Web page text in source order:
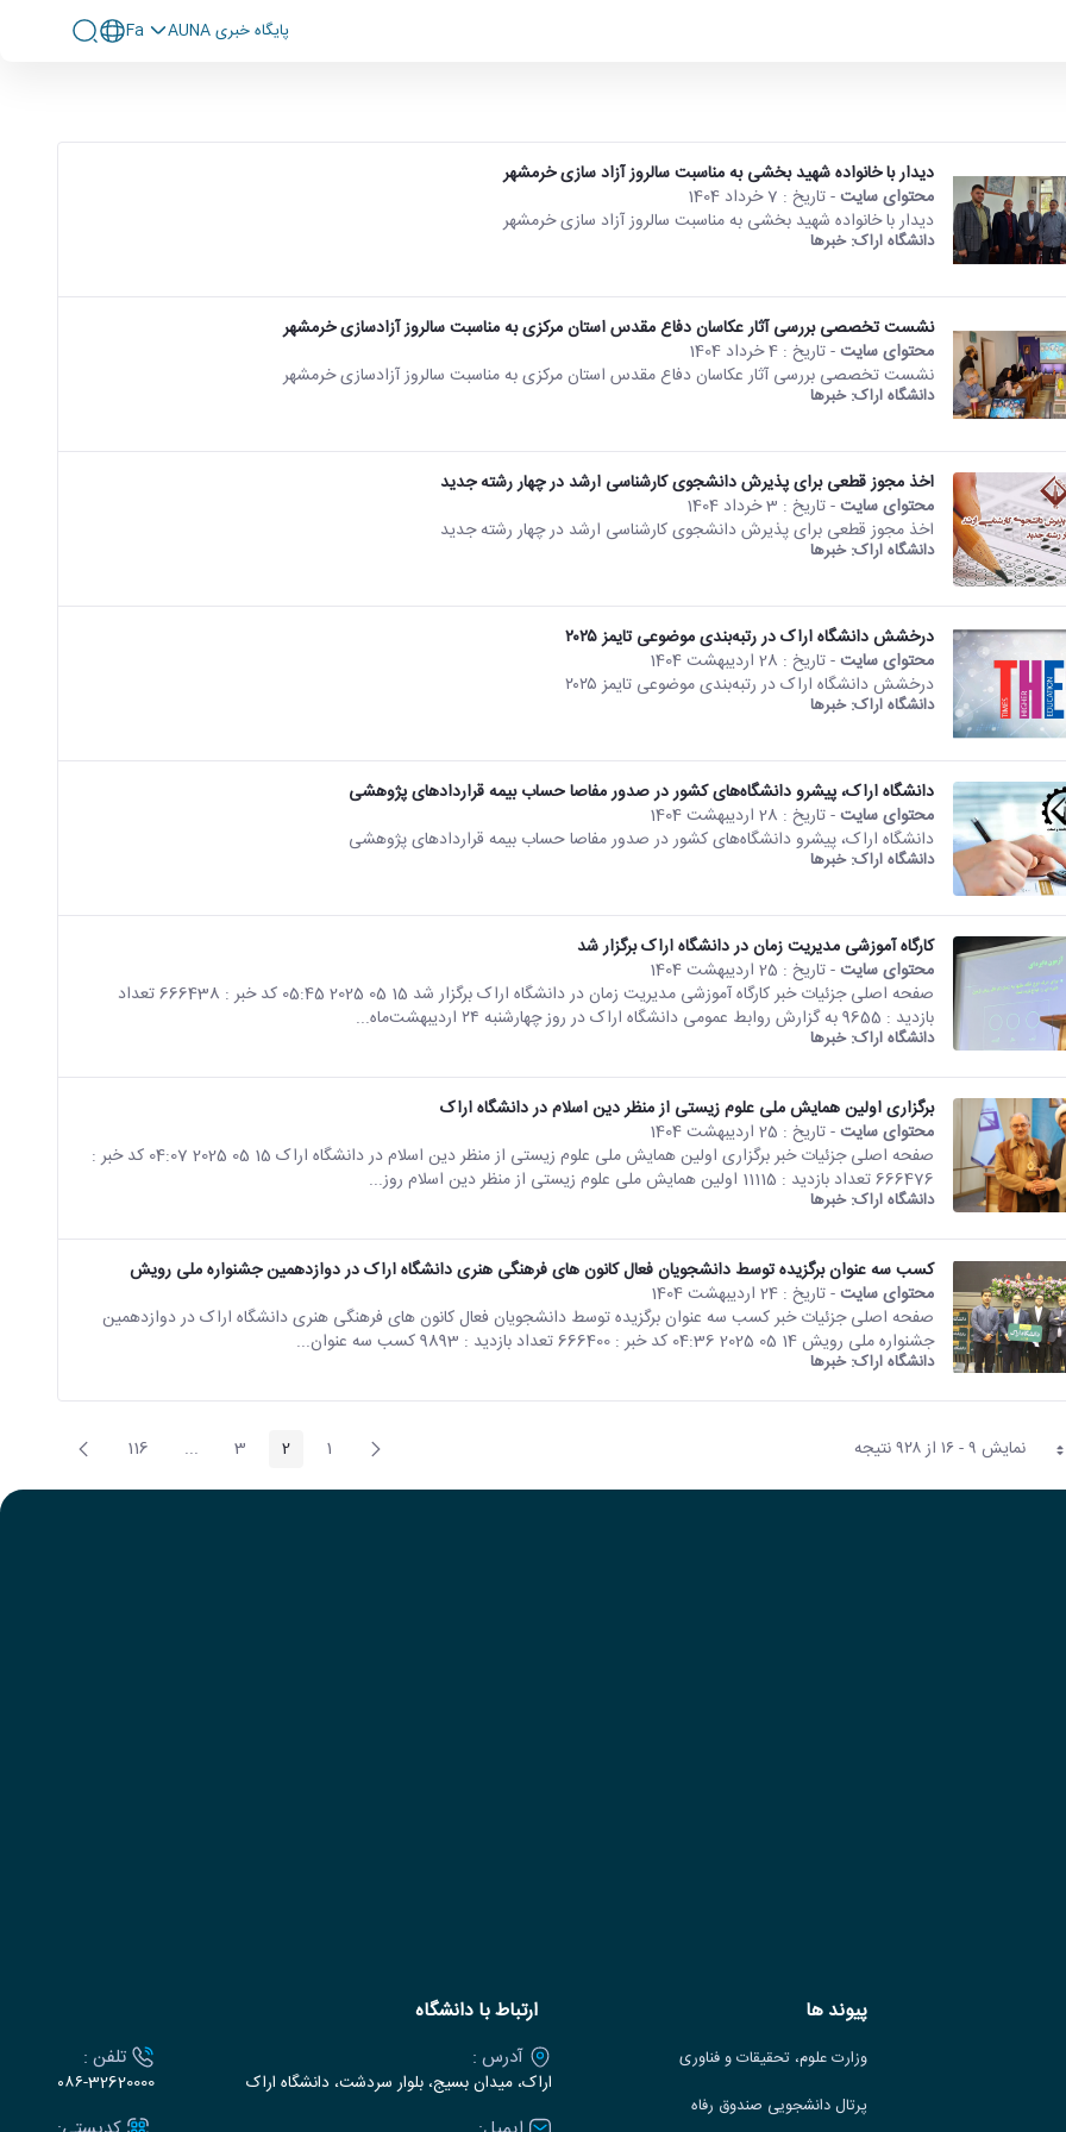
پايگاه خبری AUNA Fa
دیدار با خانواده شهید بخشی به مناسبت سالروز آزاد سازی خرمشهر
محتوای سایت- تاریخ : 7 خرداد 1404
دیدار با خانواده شهید بخشی به مناسبت سالروز آزاد سازی خرمشهر
دانشگاه اراک:خبرها
نشست تخصصی بررسی آثار عکاسان دفاع مقدس استان مرکزی به مناسبت سالروز آزادسازی خرمشهر
محتوای سایت- تاریخ : 4 خرداد 1404
نشست تخصصی بررسی آثار عکاسان دفاع مقدس استان مرکزی به مناسبت سالروز آزادسازی خرمشهر
دانشگاه اراک:خبرها
اخذ مجوز قطعی برای پذیرش دانشجوی کارشناسی ارشد در چهار رشته جدید
محتوای سایت- تاریخ : 3 خرداد 1404
اخذ مجوز قطعی برای پذیرش دانشجوی کارشناسی ارشد در چهار رشته جدید
دانشگاه اراک:خبرها
درخشش دانشگاه اراک در رتبه‌بندی موضوعی تایمز ۲۰۲۵
محتوای سایت- تاریخ : 28 اردیبهشت 1404
درخشش دانشگاه اراک در رتبه‌بندی موضوعی تایمز ۲۰۲۵
دانشگاه اراک:خبرها
دانشگاه اراک، پیشرو دانشگاه‌های کشور در صدور مفاصا حساب بیمه قراردادهای پژوهشی
محتوای سایت- تاریخ : 28 اردیبهشت 1404
دانشگاه اراک، پیشرو دانشگاه‌های کشور در صدور مفاصا حساب بیمه قراردادهای پژوهشی
دانشگاه اراک:خبرها
کارگاه آموزشی مدیریت زمان در دانشگاه اراک برگزار شد
محتوای سایت- تاریخ : 25 اردیبهشت 1404
صفحه اصلی جزئیات خبر کارگاه آموزشی مدیریت زمان در دانشگاه اراک برگزار شد 15 05 2025 05:45 کد خبر : 666438 تعداد
بازدید : 9655 به گزارش روابط عمومی دانشگاه اراک در روز چهارشنبه ۲۴ اردیبهشت‌ماه...
دانشگاه اراک:خبرها
برگزاری اولین همایش ملی علوم زیستی از منظر دین اسلام در دانشگاه اراک
محتوای سایت- تاریخ : 25 اردیبهشت 1404
صفحه اصلی جزئیات خبر برگزاری اولین همایش ملی علوم زیستی از منظر دین اسلام در دانشگاه اراک 15 05 2025 04:07 کد خبر :
666476 تعداد بازدید : 11115 اولین همایش ملی علوم زیستی از منظر دین اسلام روز...
دانشگاه اراک:خبرها
کسب سه عنوان برگزیده توسط دانشجویان فعال کانون های فرهنگی هنری دانشگاه اراک در دوازدهمین جشنواره ملی رویش
محتوای سایت- تاریخ : 24 اردیبهشت 1404
صفحه اصلی جزئیات خبر کسب سه عنوان برگزیده توسط دانشجویان فعال کانون های فرهنگی هنری دانشگاه اراک در دوازدهمین
جشنواره ملی رویش 14 05 2025 04:36 کد خبر : 666400 تعداد بازدید : 9893 کسب سه عنوان...
دانشگاه اراک:خبرها
نمایش ۹ - ۱۶ از ۹۲۸ نتیجه پیغام
قبلی صفحه1 صفحه2 صفحه3
...
Intermediate Pages
صفحه116 صفحه
بعد
پیوند ها
وزارت علوم، تحقیقات و فناوری
پرتال دانشجویی صندوق رفاه
ارتباط با دانشگاه
آدرس :
اراک، میدان بسیج، بلوار سردشت، دانشگاه اراک
تلفن :
۰۸۶-32620000